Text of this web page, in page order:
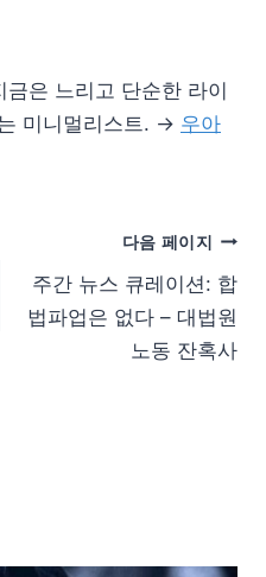
은 느리고 단순한 라이
미니멀리스트. → 우아
다음 페이지
주간 뉴스 큐레이션: 합
법파업은 없다 – 대법원
노동 잔혹사